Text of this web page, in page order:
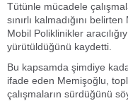
Tütünle mücadele
sınırlı kalmadığını
Mobil Poliklinikler
yürütüldüğünü kaydetti.
Bu kapsamda şimdiye
ifade eden Memişoğlu,
çalışmaların sürdüğünü